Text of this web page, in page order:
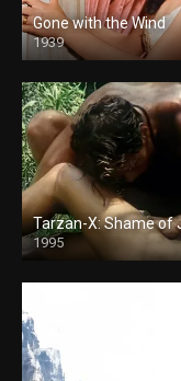
Gone with the Wind
1939
Tarzan-X: Shame of
1995